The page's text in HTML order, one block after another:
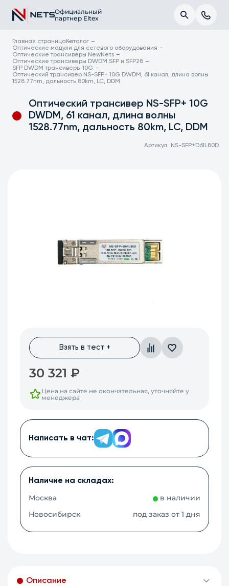
Официальный
партнер Eltex
Главная страница Каталог
Оптические модули для сетевого оборудования
Оптические трансиверы NewNets
Оптические трансиверы DWDM SFP и SFP28
SFP DWDM трансиверы 10G
Оптический трансивер NS-SFP+ 10G DWDM, 61 канал, длина волны
1528.77nm, дальность 80km, LC, DDM
Оптический трансивер NS-SFP+ 10G
DWDM, 61 канал, длина волны
1528.77nm, дальность 80km, LC, DDM
Артикул: NS-SFP+D61L80D
Взять в тест +
30 321₽
Цена на сайте не окончательная, уточняйте у
менеджера
Написать в чат:
Наличие на складах:
Москва
в наличии
Новосибирск
под заказ от 1 дня
Описание